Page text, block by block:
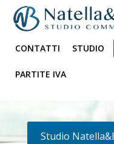
CONTATTI STUDIO
PARTITE IVA
Studio